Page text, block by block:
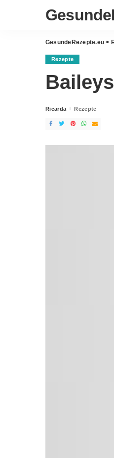
GesundeRezepte.eu >
Rezepte
Posted
Ricarda Rezepte